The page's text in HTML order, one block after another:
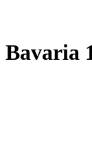
Bavaria